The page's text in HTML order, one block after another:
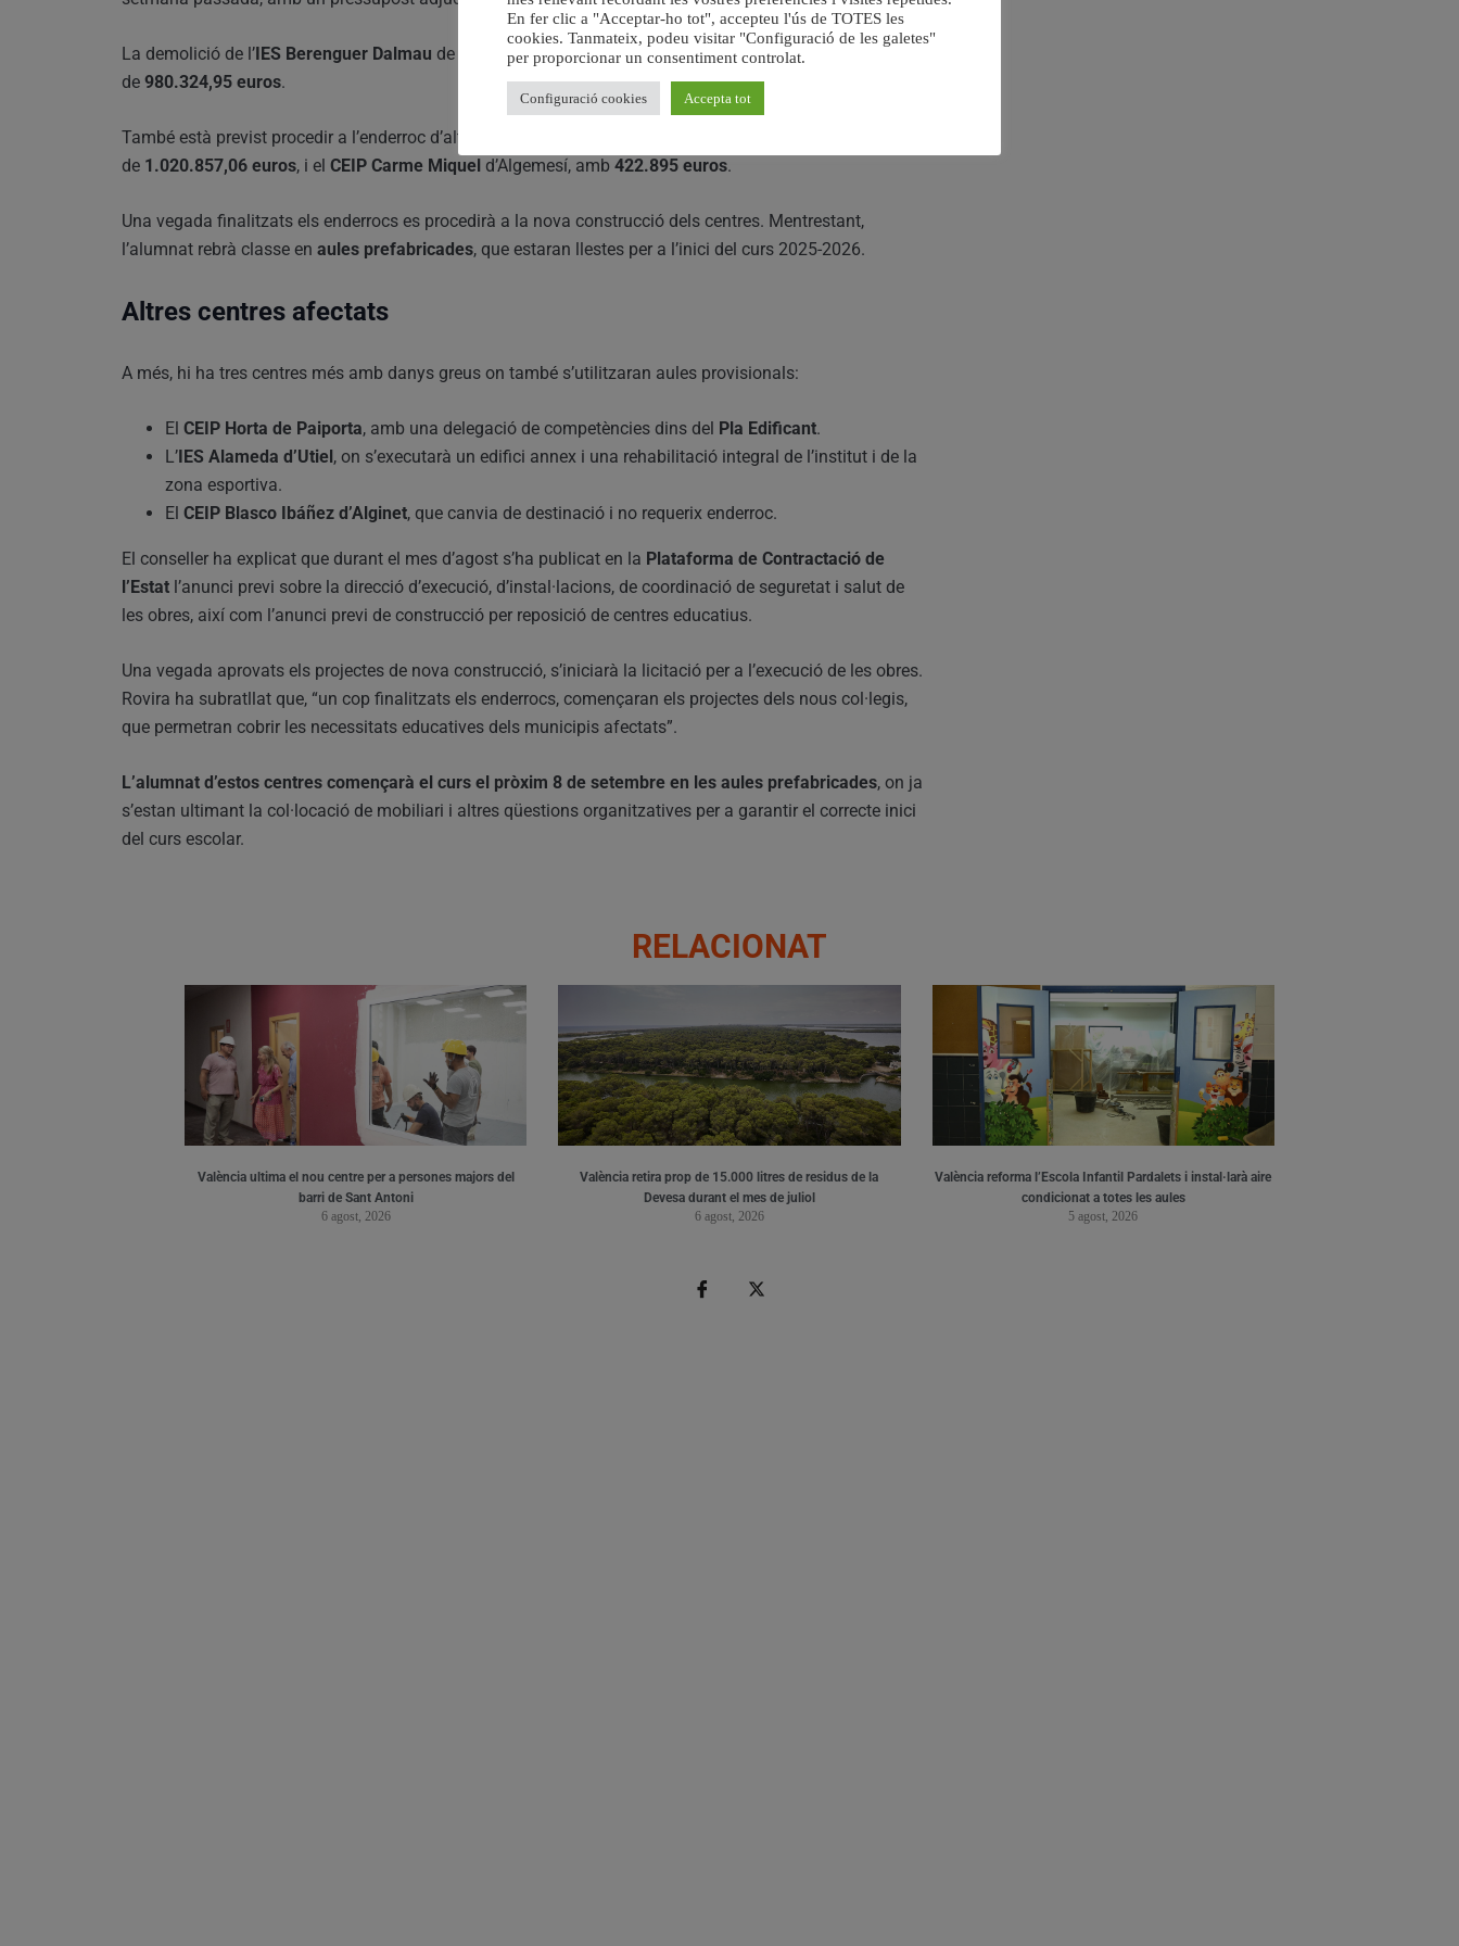
La demolició de l’IES Berenguer Dalmau de Catarroja s’ha iniciat esta setmana i compta amb un import
de 980.324,95 euros.
També està previst procedir a l’enderroc d’altres dos centres: el
de 1.020.857,06 euros, i el CEIP Carme Miquel d’Algemesí, amb 422.895 euros.
Una vegada finalitzats els enderrocs es procedirà a la nova construcció dels centres. Mentrestant,
l’alumnat rebrà classe en aules prefabricades, que estaran llestes per a l’inici del curs 2025-2026.
Altres centres afectats
A més, hi ha tres centres més amb danys greus on també s’utilitzaran aules provisionals:
El CEIP Horta de Paiporta, amb una delegació de competències dins del Pla Edificant.
L’IES Alameda d’Utiel, on s’executarà un edifici annex i una rehabilitació integral de l’institut i de la
zona esportiva.
El CEIP Blasco Ibáñez d’Alginet, que canvia de destinació i no requerix enderroc.
El conseller ha explicat que durant el mes d’agost s’ha publicat en la Plataforma de Contractació de
l’Estat l’anunci previ sobre la direcció d’execució, d’instal·lacions, de coordinació de seguretat i salut de
les obres, així com l’anunci previ de construcció per reposició de centres educatius.
Una vegada aprovats els projectes de nova construcció, s’iniciarà la licitació per a l’execució de les obres.
Rovira ha subratllat que, “un cop finalitzats els enderrocs, començaran els projectes dels nous col·legis,
que permetran cobrir les necessitats educatives dels municipis afectats”.
L’alumnat d’estos centres començarà el curs el pròxim 8 de setembre en les aules prefabricades, on ja
s’estan ultimant la col·locació de mobiliari i altres qüestions organitzatives per a garantir el correcte inici
del curs escolar.
RELACIONAT
València ultima el nou centre per a persones majors del
barri de Sant Antoni
6 agost, 2026
València retira prop de 15.000 litres de residus de la
Devesa durant el mes de juliol
6 agost, 2026
València reforma l’Escola Infantil Pardalets i instal·larà aire
condicionat a totes les aules
5 agost, 2026
En fer clic a "Acceptar-ho tot", accepteu l'ús de TOTES les
cookies. Tanmateix, podeu visitar "Configuració de les galetes"
per proporcionar un consentiment controlat.
Configuració cookies Accepta tot